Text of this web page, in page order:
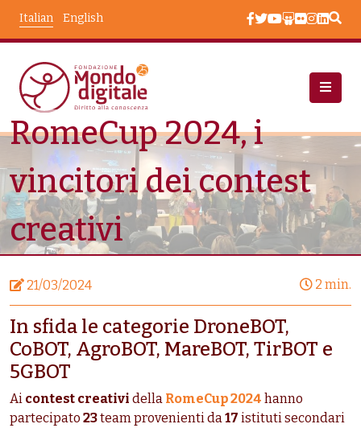
English
Italian
Notizie
RomeCup 2024, I Vincitori Dei Contest Creativi
RomeCup 2024, i
vincitori dei contest
creativi
21/03/2024 2 min.
In sfida le categorie DroneBOT,
CoBOT, AgroBOT, MareBOT, TirBOT e
5GBOT
Ai contest creativi della RomeCup 2024 hanno
partecipato 23team provenienti da17 istituti secondari